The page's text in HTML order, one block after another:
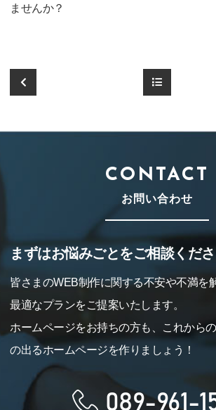
ませんか？
CONTACT
お問い合わせ
まずはお悩みごとをご相談くだ
皆さまのWEB制作に関する不安や不満を
最適なプランをご提案いたします。
ホームページをお持ちの方も、これから
の出るホームページを作りましょう！
089-961-